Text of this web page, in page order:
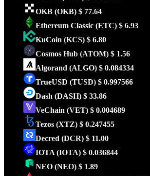
OKB (OKB) $ 77.64
Ethereum Classic (ETC) $ 6.93
KuCoin (KCS) $ 6.80
Cosmos Hub (ATOM) $ 1.56
Algorand (ALGO) $ 0.084334
TrueUSD (TUSD) $ 0.997566
Dash (DASH) $ 33.86
VeChain (VET) $ 0.004689
Tezos (XTZ) $ 0.247455
Decred (DCR) $ 11.00
IOTA (IOTA) $ 0.036844
NEO (NEO) $ 1.89